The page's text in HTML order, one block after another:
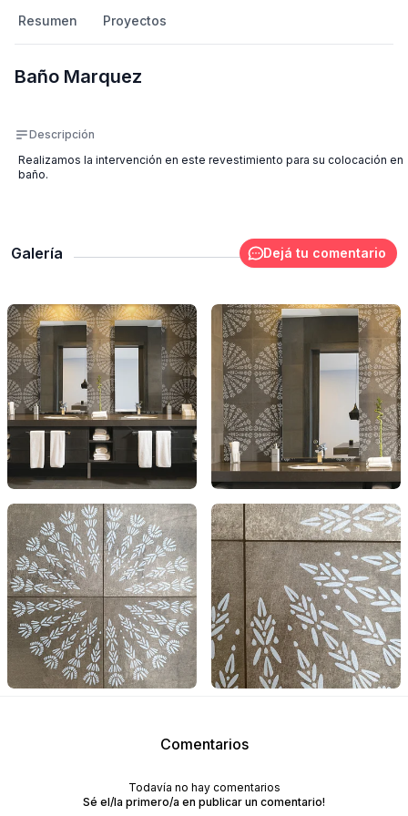
Resumen Proyectos
Baño Marquez
Descripción
Realizamos la intervención en este revestimiento para su colocación en
baño.
Galería Dejá tu comentario
Comentarios
Todavía no hay comentarios
Sé el/la primero/a en publicar un comentario!